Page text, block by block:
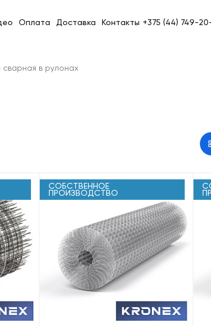
Оплата Доставка Контакты +375 (44) 749-
сварная в рулонах
СОБСТВЕННОЕ
ПРОИЗВОДСТВО